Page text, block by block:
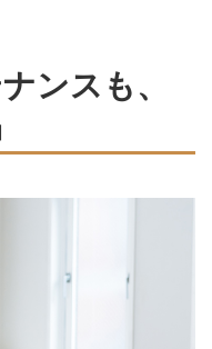
ンスも、